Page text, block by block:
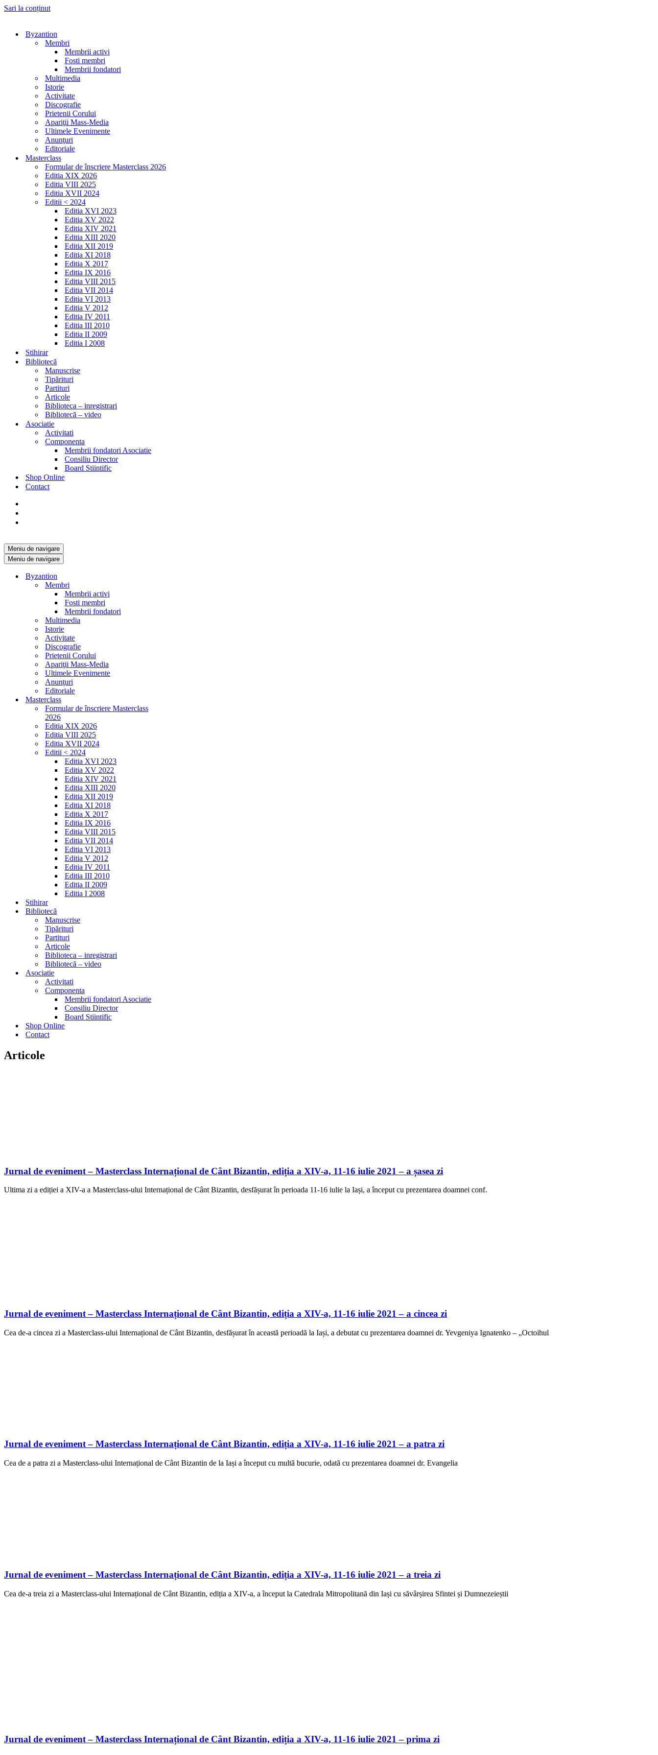
Sari la conținut
Byzantion
Membri
Membrii activi
Fosti membri
Membrii fondatori
Multimedia
Istorie
Activitate
Discografie
Prietenii Corului
Apariţii Mass-Media
Ultimele Evenimente
Anunţuri
Editoriale
Masterclass
Formular de înscriere Masterclass 2026
Editia XIX 2026
Editia VIII 2025
Editia XVII 2024
Editii < 2024
Editia XVI 2023
Editia XV 2022
Editia XIV 2021
Editia XIII 2020
Editia XII 2019
Editia XI 2018
Editia X 2017
Editia IX 2016
Editia VIII 2015
Editia VII 2014
Editia VI 2013
Editia V 2012
Editia IV 2011
Editia III 2010
Editia II 2009
Editia I 2008
Stihirar
Bibliotecă
Manuscrise
Tipărituri
Partituri
Articole
Biblioteca – inregistrari
Bibliotecă – video
Asociatie
Activitati
Componenta
Membrii fondatori Asociatie
Consiliu Director
Board Stiintific
Shop Online
Contact
Meniu de navigare
Meniu de navigare
Byzantion
Membri
Membrii activi
Fosti membri
Membrii fondatori
Multimedia
Istorie
Activitate
Discografie
Prietenii Corului
Apariţii Mass-Media
Ultimele Evenimente
Anunţuri
Editoriale
Masterclass
Formular de înscriere Masterclass
2026
Editia XIX 2026
Editia VIII 2025
Editia XVII 2024
Editii < 2024
Editia XVI 2023
Editia XV 2022
Editia XIV 2021
Editia XIII 2020
Editia XII 2019
Editia XI 2018
Editia X 2017
Editia IX 2016
Editia VIII 2015
Editia VII 2014
Editia VI 2013
Editia V 2012
Editia IV 2011
Editia III 2010
Editia II 2009
Editia I 2008
Stihirar
Bibliotecă
Manuscrise
Tipărituri
Partituri
Articole
Biblioteca – inregistrari
Bibliotecă – video
Asociatie
Activitati
Componenta
Membrii fondatori Asociatie
Consiliu Director
Board Stiintific
Shop Online
Contact
Articole
Jurnal de eveniment – Masterclass Internațional de Cânt Bizantin, ediția a XIV-a, 11-16 iulie 2021 – a șasea zi
Ultima zi a ediției a XIV-a a Masterclass-ului Internațional de Cânt Bizantin, desfășurat în perioada 11-16 iulie la Iași, a început cu prezentarea doamnei conf.
Jurnal de eveniment – Masterclass Internațional de Cânt Bizantin, ediția a XIV-a, 11-16 iulie 2021 – a cincea zi
Cea de-a cincea zi a Masterclass-ului Internațional de Cânt Bizantin, desfășurat în această perioadă la Iași, a debutat cu prezentarea doamnei dr. Yevgeniya Ignatenko – „Octoihul
Jurnal de eveniment – Masterclass Internațional de Cânt Bizantin, ediția a XIV-a, 11-16 iulie 2021 – a patra zi
Cea de a patra zi a Masterclass-ului Internațional de Cânt Bizantin de la Iași a început cu multă bucurie, odată cu prezentarea doamnei dr. Evangelia
Jurnal de eveniment – Masterclass Internațional de Cânt Bizantin, ediția a XIV-a, 11-16 iulie 2021 – a treia zi
Cea de-a treia zi a Masterclass-ului Internațional de Cânt Bizantin, ediția a XIV-a, a început la Catedrala Mitropolitană din Iași cu săvârșirea Sfintei și Dumnezeieștii
Jurnal de eveniment – Masterclass Internațional de Cânt Bizantin, ediția a XIV-a, 11-16 iulie 2021 – prima zi